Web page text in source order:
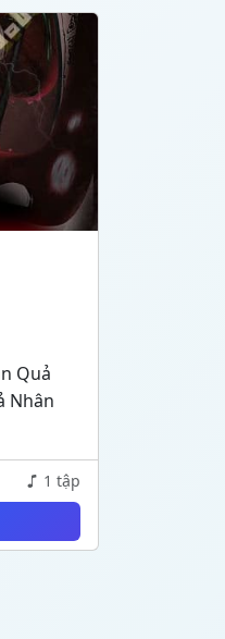
Quả
Nhân
1 tập